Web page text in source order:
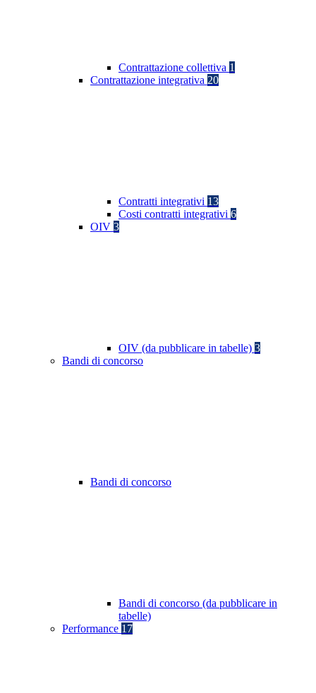
Contrattazione collettiva 1
Contrattazione integrativa 20
Contratti integrativi 13
Costi contratti integrativi 6
OIV 3
OIV (da pubblicare in tabelle) 3
Bandi di concorso
Bandi di concorso
Bandi di concorso (da pubblicare in
tabelle)
Performance 17